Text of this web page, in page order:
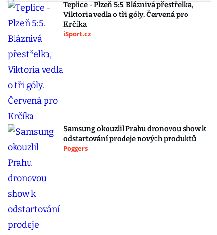
Teplice - Plzeň 5:5. Bláznivá přestřelka,
Viktoria vedla o tři góly. Červená pro
Krčíka
iSport.cz
Samsung okouzlil Prahu dronovou show k
odstartování prodeje nových produktů
Poggers